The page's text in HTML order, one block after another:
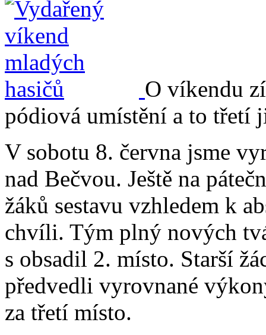
O víkendu
pódiová umístění a to třetí
V sobotu 8. června jsme
nad Bečvou. Ještě na
žáků sestavu vzhledem k
chvíli. Tým plný nových
s obsadil 2. místo. Starší
předvedli vyrovnané
za třetí místo.